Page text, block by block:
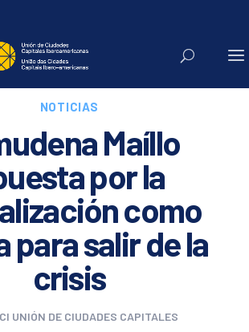
NOTICIAS
Maíllo
por la
como
para salir de la
crisis
UNIÓN DE CIUDADES CAPITALES